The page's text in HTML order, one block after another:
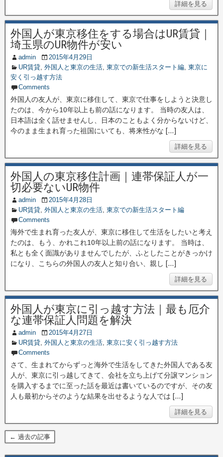
詳細を見る
外国人が東京移住をする場合はUR賃貸｜
埼玉県のUR物件が安い
admin
2015年4月29日
UR賃貸, 外国人と東京の生活, 東京での新生活スタート編, 東京に
安く引っ越す方法
Comments
外国人の友人が、東京に移住して、東京で仕事をしようと決意し
たのは、今から10年以上も前の話になります。 当時の友人は、
日本語は全く話せませんし、日本のこともよく分からないけど、
今のまま生まれ育った祖国にいても、将来性がな […]
詳細を見る
外国人の東京移住計画｜連帯保証人が一
切必要ないUR物件
admin
2015年4月28日
UR賃貸, 外国人と東京の生活, 東京での新生活スタート編
Comments
海外で生まれ育った友人が、東京に移住して生活をしたいと考え
たのは、もう、かれこれ10年以上前の話になります。 当時は、
私とも全く面識がありませんでしたが、ふとしたことがきっかけ
になり、こちらの外国人の友人と知り合い、親し […]
詳細を見る
外国人が東京に引っ越す方法｜最も厄介
な連帯保証人問題を解決
admin
2015年4月27日
UR賃貸, 外国人と東京の生活, 東京に安く引っ越す方法
Comments
さて、生まれてからずっと海外で生活をしてきた外国人である友
人が、東京に引っ越してきて、会社を立ち上げて分譲マンション
を購入するまでに至った話を最近は書いているのですが、その友
人も最初からそのような結果を出せるような人では […]
詳細を見る
← 過去の記事